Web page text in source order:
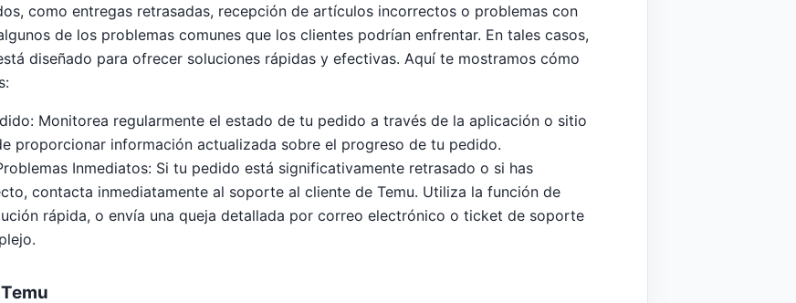
como entregas retrasadas, recepción de artículos incorrectos o problemas con
de los problemas comunes que los clientes podrían enfrentar. En tales casos,
diseñado para ofrecer soluciones rápidas y efectivas. Aquí te mostramos cómo
Monitorea regularmente el estado de tu pedido a través de la aplicación o sitio
proporcionar información actualizada sobre el progreso de tu pedido.
Inmediatos: Si tu pedido está significativamente retrasado o si has
contacta inmediatamente al soporte al cliente de Temu. Utiliza la función de
rápida, o envía una queja detallada por correo electrónico o ticket de soporte